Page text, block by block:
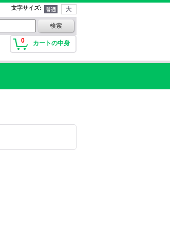
文字サイズ:
0 カートの中身